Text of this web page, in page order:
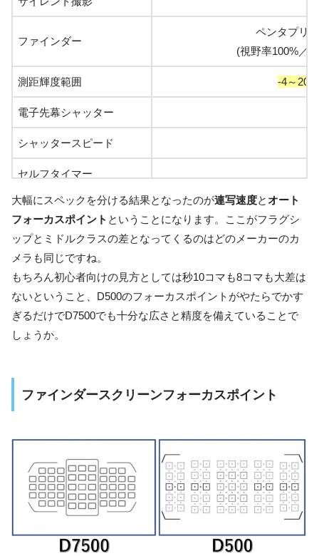
ファインダー
ペンタプリ
(視野率100%／
測距輝度範囲 -4～20
電子先幕シャッター
シャッタースピード
セルフタイマー
撮影可能コマ数 1240枚
大幅にスペックを分ける結果となったのが連写速度とオート
フォーカスポイント ということになります。ここがフラグシ
ップとミドルクラスの差となってくるのはどのメーカーのカ
メラも同じですね。
もちろん初心者向けの見方としては秒10コマも8コマも大差は
ないということ、D500のフォーカスポイントがやたらでかす
ぎるだけでD7500でも十分な広さと精度を備えていることで
しょうか。
ファインダースクリーンフォーカスポイント